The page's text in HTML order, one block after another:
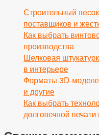
Строительный
поставщиков и
Как выбрать
производства
Шелковая
в интерьере
Форматы 3D-
и другие
Как выбрать
долговечной